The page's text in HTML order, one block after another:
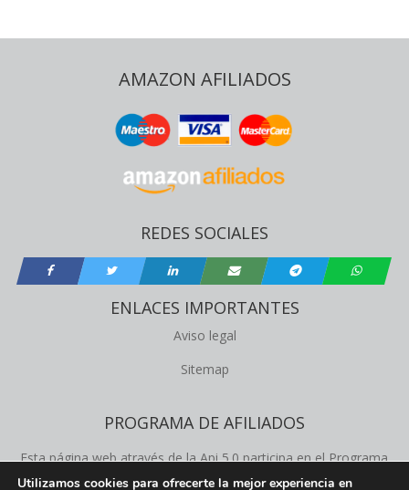
AMAZON AFILIADOS
REDES SOCIALES
ENLACES IMPORTANTES
Aviso legal
Sitemap
PROGRAMA DE AFILIADOS
Esta página web através de la Api 5.0 participa en el Programa
de Afiliados de Amazon Product Advertising, este programa
Utilizamos cookies para ofrecerte la mejor experiencia en